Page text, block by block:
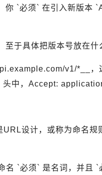
你 `必须` 在引入新版本
至于具体把版本号放在
v1/*__，
头中，Accept:
设计，或称为命名规
名 `必须` 是名词，并且 `